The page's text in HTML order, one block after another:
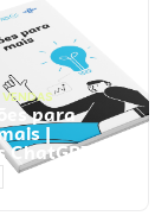
VENDAS
para
|
ChatGPT